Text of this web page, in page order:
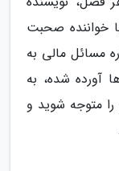
خواننده صحبت
مسائل مالی به
آورده شده، به
متوجه شوید و